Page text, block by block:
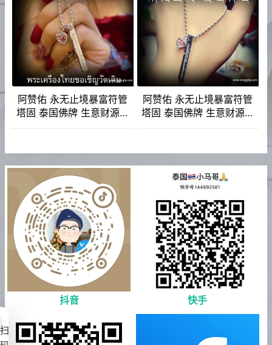
阿赞佑 永无止境暴富符管
塔固 泰国佛牌 生意财源广
阿赞佑 永无止境暴富符管
塔固 泰国佛牌 生意财源广
抖音 快手
扫